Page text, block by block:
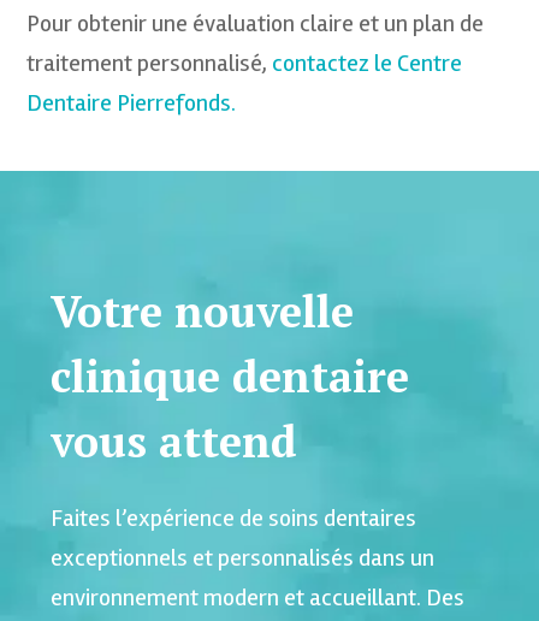
Pour obtenir une évaluation claire et un plan de
traitement personnalisé, contactez le Centre
Dentaire Pierrefonds.
Votre nouvelle
clinique dentaire
vous attend
Faites l’expérience de soins dentaires
exceptionnels et personnalisés dans un
environnement modern et accueillant. Des